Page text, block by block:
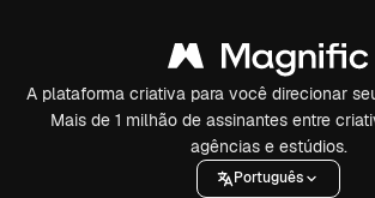
A plataforma criativa para você direcionar
Mais de 1 milhão de assinantes entre
agências e estúdios.
Português